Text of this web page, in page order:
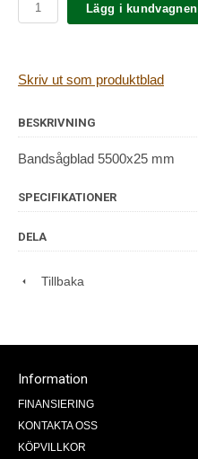
Lägg i kundvagnen
Skriv ut som produktblad
BESKRIVNING
Bandsågblad 5500x25 mm
SPECIFIKATIONER
DELA
Tillbaka
Information
FINANSIERING
KONTAKTA OSS
KÖPVILLKOR